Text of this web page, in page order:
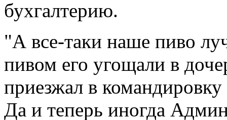
бухгалтерию.
"А все-таки наше пиво
пивом его угощали в
приезжал в
Да и теперь иногда